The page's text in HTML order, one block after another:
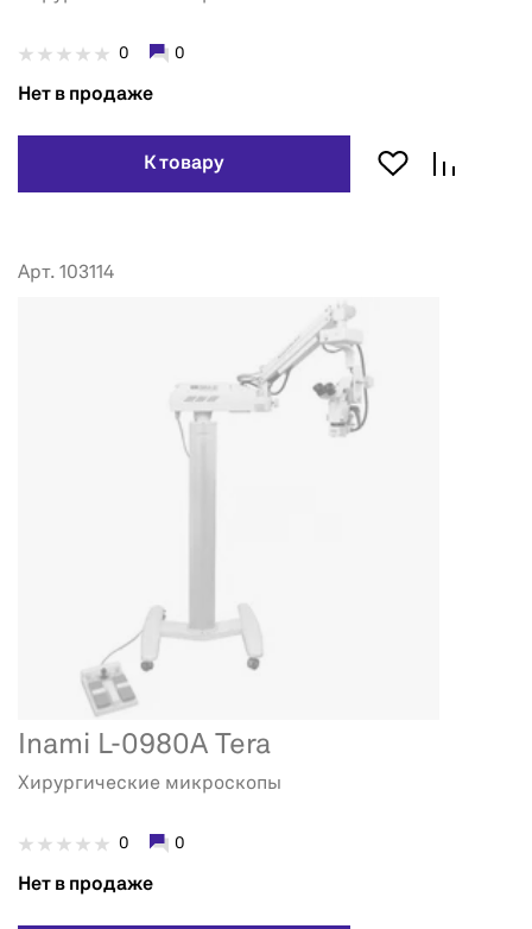
0 0
Нет в продаже
К товару
Арт. 103114
Inami L-0980A Tera
Хирургические микроскопы
0 0
Нет в продаже